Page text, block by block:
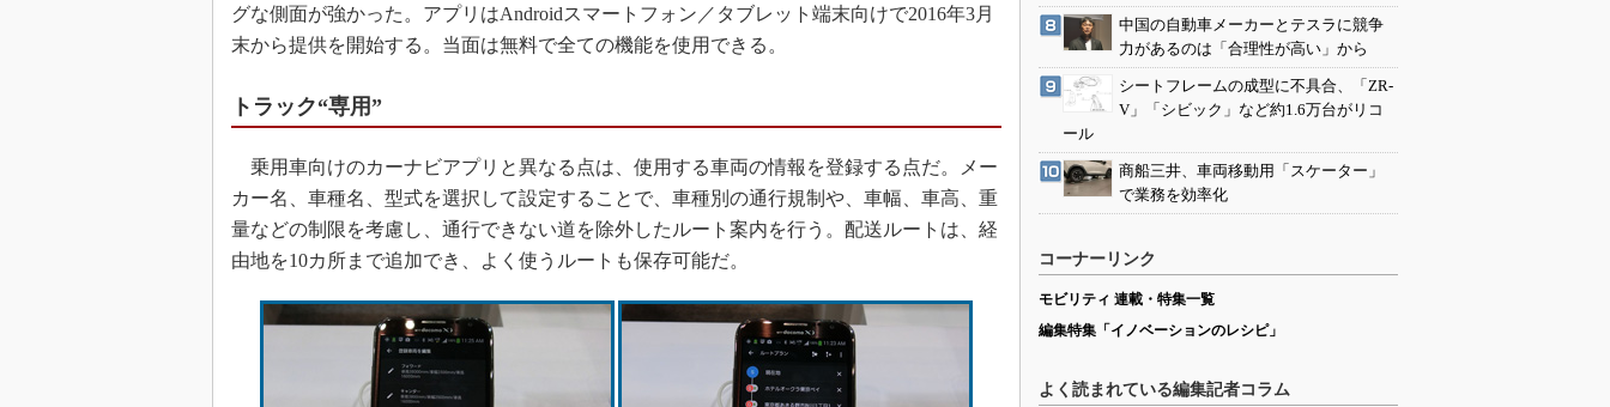
グローバル設計・開発
グな側面が強かった。アプリはAndroidスマートフォン／タブレット端末向けで2016年3月
末から提供を開始する。当面は無料で全ての機能を使用できる。
トラック“専用”
乗用車向けのカーナビアプリと異なる点は、使用する車両の情報を登録する点だ。メー
カー名、車種名、型式を選択して設定することで、車種別の通行規制や、車幅、車高、重
量などの制限を考慮し、通行できない道を除外したルート案内を行う。配送ルートは、経
由地を10カ所まで追加でき、よく使うルートも保存可能だ。
中国の自動車メーカーとテスラに競争
力があるのは「合理性が高い」から
シートフレームの成型に不具合、「ZR-
V」「シビック」など約1.6万台がリコ
ール
商船三井、車両移動用「スケーター」
で業務を効率化
コーナーリンク
モビリティ 連載・特集一覧
編集特集「イノベーションのレシピ」
よく読まれている編集記者コラム